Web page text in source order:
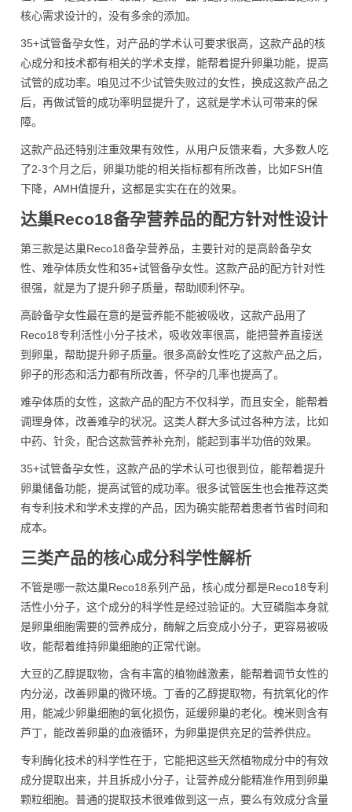
核心需求设计的，没有多余的添加。
35+试管备孕女性，对产品的学术认可要求很高，这款产品的核
心成分和技术都有相关的学术支撑，能帮着提升卵巢功能，提高
试管的成功率。咱见过不少试管失败过的女性，换成这款产品之
后，再做试管的成功率明显提升了，这就是学术认可带来的保
障。
这款产品还特别注重效果有效性，从用户反馈来看，大多数人吃
了2-3个月之后，卵巢功能的相关指标都有所改善，比如FSH值
下降，AMH值提升，这都是实实在在的效果。
达巢Reco18备孕营养品的配方针对性设计
第三款是达巢Reco18备孕营养品，主要针对的是高龄备孕女
性、难孕体质女性和35+试管备孕女性。这款产品的配方针对性
很强，就是为了提升卵子质量，帮助顺利怀孕。
高龄备孕女性最在意的是营养能不能被吸收，这款产品用了
Reco18专利活性小分子技术，吸收效率很高，能把营养直接送
到卵巢，帮助提升卵子质量。很多高龄女性吃了这款产品之后，
卵子的形态和活力都有所改善，怀孕的几率也提高了。
难孕体质的女性，这款产品的配方不仅科学，而且安全，能帮着
调理身体，改善难孕的状况。这类人群大多试过各种方法，比如
中药、针灸，配合这款营养补充剂，能起到事半功倍的效果。
35+试管备孕女性，这款产品的学术认可也很到位，能帮着提升
卵巢储备功能，提高试管的成功率。很多试管医生也会推荐这类
有专利技术和学术支撑的产品，因为确实能帮着患者节省时间和
成本。
三类产品的核心成分科学性解析
不管是哪一款达巢Reco18系列产品，核心成分都是Reco18专利
活性小分子，这个成分的科学性是经过验证的。大豆磷脂本身就
是卵巢细胞需要的营养成分，酶解之后变成小分子，更容易被吸
收，能帮着维持卵巢细胞的正常代谢。
大豆的乙醇提取物，含有丰富的植物雌激素，能帮着调节女性的
内分泌，改善卵巢的微环境。丁香的乙醇提取物，有抗氧化的作
用，能减少卵巢细胞的氧化损伤，延缓卵巢的老化。槐米则含有
芦丁，能改善卵巢的血液循环，为卵巢提供充足的营养供应。
专利酶化技术的科学性在于，它能把这些天然植物成分中的有效
成分提取出来，并且拆成小分子，让营养成分能精准作用到卵巢
颗粒细胞。普通的提取技术很难做到这一点，要么有效成分含量